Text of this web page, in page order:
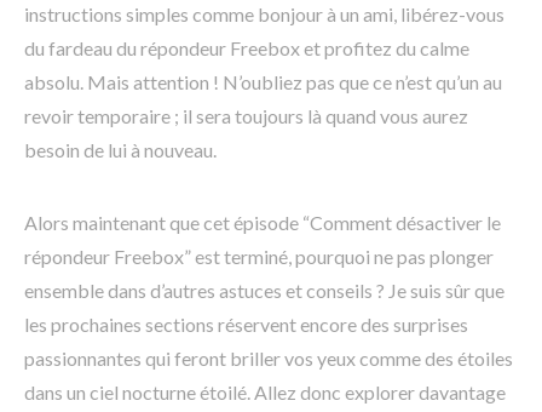
instructions simples comme bonjour à un ami, libérez-vous
du fardeau du répondeur Freebox et profitez du calme
absolu. Mais attention ! N’oubliez pas que ce n’est qu’un au
revoir temporaire ; il sera toujours là quand vous aurez
besoin de lui à nouveau.
Alors maintenant que cet épisode “Comment désactiver le
répondeur Freebox” est terminé, pourquoi ne pas plonger
ensemble dans d’autres astuces et conseils ? Je suis sûr que
les prochaines sections réservent encore des surprises
passionnantes qui feront briller vos yeux comme des étoiles
dans un ciel nocturne étoilé. Allez donc explorer davantage